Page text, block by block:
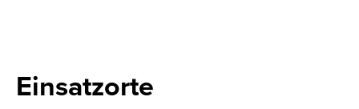
Einsatzorte